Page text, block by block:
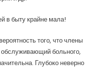
в быту крайне мала!
того, что члены
обслуживающий больного,
Глубоко неверно